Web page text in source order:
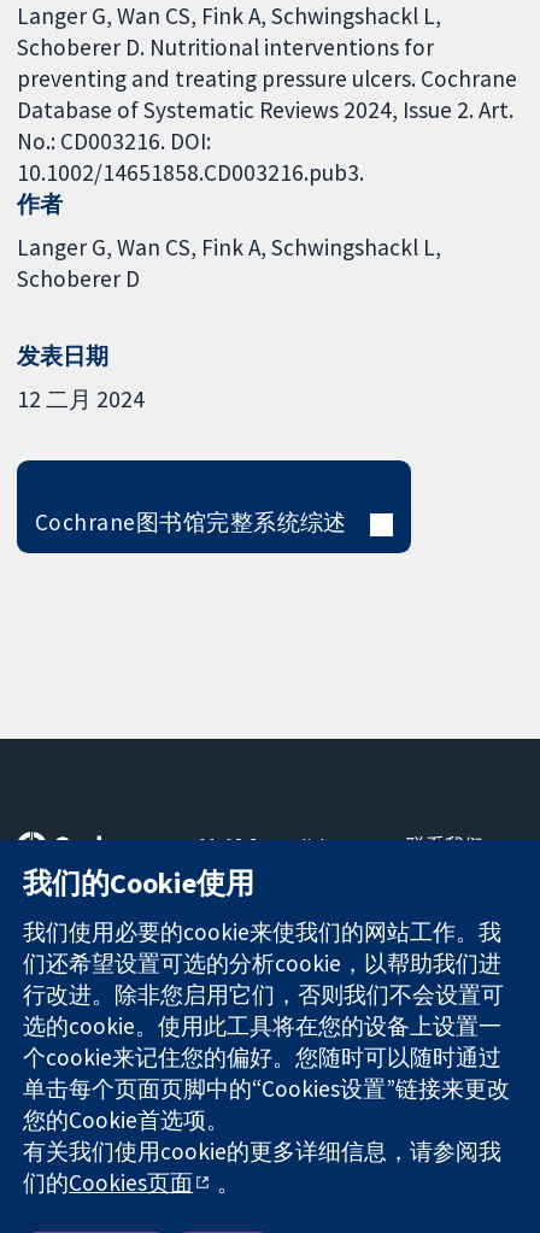
Langer G, Wan CS, Fink A, Schwingshackl L,
Schoberer D. Nutritional interventions for
preventing and treating pressure ulcers. Cochrane
Database of Systematic Reviews 2024, Issue 2. Art.
No.: CD003216. DOI:
10.1002/14651858.CD003216.pub3.
作者
Langer G Wan CS Fink A Schwingshackl L
Schoberer D
发表日期
12 二月 2024
Cochrane图书馆完整系统综述
可信任的证据
知情决定
更完善的医疗健
康
11-13 Cavendish
Square
London
W1G 0AN
United Kingdom
联系我们
关于我们
工作机会
Cochrane
Library
The Cochrane Collaboration is a charity (no. 1045921) and a
company limited by guarantee (no. 03044323) registered in
England & Wales. VAT registration number GB 718 2127 49.
版权所有：© 2026 Cochrane协作网
网站条款与条件| 免责声明|隐私权
我们的Cookie使用
我们使用必要的cookie来使我们的网站工作。我
们还希望设置可选的分析cookie，以帮助我们进
行改进。除非您启用它们，否则我们不会设置可
选的cookie。使用此工具将在您的设备上设置一
个cookie来记住您的偏好。您随时可以随时通过
单击每个页面页脚中的“Cookies设置”链接来更改
您的Cookie首选项。
有关我们使用cookie的更多详细信息，请参阅我
们的Cookies页面 。